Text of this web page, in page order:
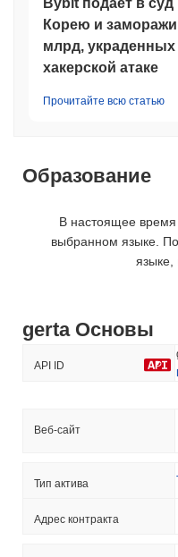
импульса.
Корею и
млрд, украденных
хакерской атаке
Прочитайте всю статью
Образование
В настоящее время
выбранном языке.
gerta Основы
API ID
Веб-сайт
Тип актива
Адрес контракта